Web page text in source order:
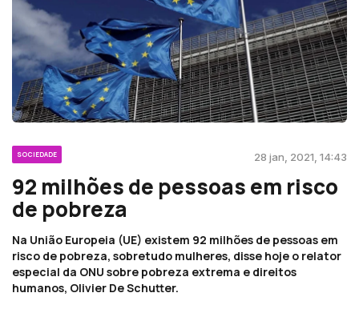
SOCIEDADE 28 jan, 2021, 14:43
92 milhões de pessoas em risco
de pobreza
Na União Europeia (UE) existem 92 milhões de pessoas em
risco de pobreza, sobretudo mulheres, disse hoje o relator
especial da ONU sobre pobreza extrema e direitos
humanos, Olivier De Schutter.